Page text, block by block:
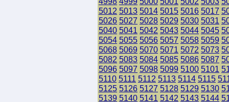
5012 5013 5014 5015 5016 5017
5026 5027 5028 5029 5030 5031
5040 5041 5042 5043 5044 5045
5054 5055 5056 5057 5058 5059
5068 5069 5070 5071 5072 5073
5082 5083 5084 5085 5086 5087
5096 5097 5098 5099 5100 5101
5110 5111 5112 5113 5114 5115
5125 5126 5127 5128 5129 5130
5139 5140 5141 5142 5143 5144